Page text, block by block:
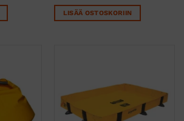
LISÄÄ OSTOSKORIIN